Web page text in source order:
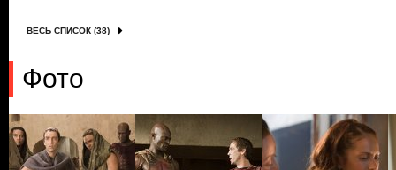
ВЕСЬ СПИСОК (38)
Фото